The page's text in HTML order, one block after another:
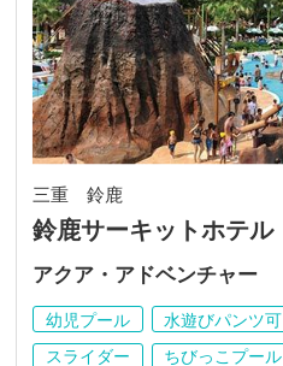
三重 鈴鹿
鈴鹿サーキットホテル
アクア・アドベンチャー
幼児プール 水遊びパンツ可
スライダー
ちびっこプール